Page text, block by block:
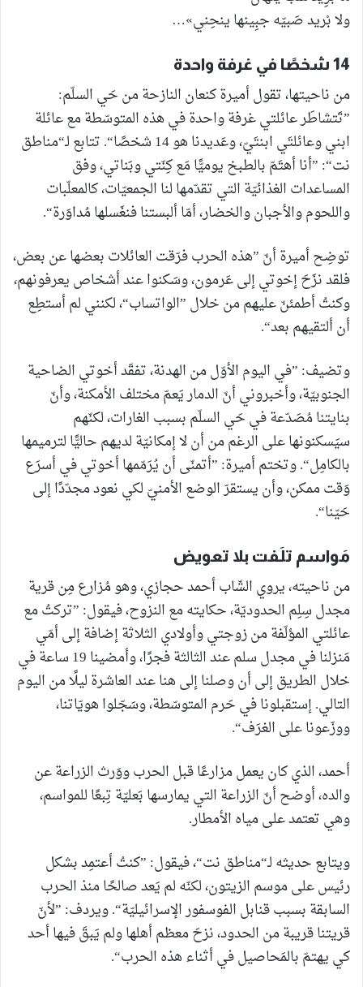
ولا بْريد صَبيّه جبِينها ينحِني»…
14 شخصًا في غرفة واحدة
من ناحيتها، تقول أميرة كنعان النازحة من حَي السلّم:
”تَتشاطَر عائلتي غرفة واحدة في هذه المتوسّطة مع عائلة
ابني وعائلتَي ابنتَيّ، وعَديدنا هو 14 شخصًا“. تتابع لـ“مناطق
نت“: ”أنا أهتَمّ بالطبخ يوميًّا مَع كِنّتي وبَناتي، وفق
المساعدات الغذائيّة التي تقدّمها لنا الجمعيّات، كالمعلّبات
واللحوم والأجبان والخضار، أمّا ألبستنا فنغَسلها مُداوَرة“.
توضِح أميرة أنّ ”هذه الحرب فرّقت العائلات بعضها عن بعض،
فلقد نزَحَ إخوتي إلى عَرمون، وسَكنوا عند أشخاص يعرفونهم،
وكنتُ أطمئنّ عليهم من خلال ”الواتساب“، لكنني لم أستطِع
أن ألتقيهم بعد“.
وتضيف: ”في اليوم الأوّل من الهدنة، تفقّد أخوتي الضاحية
الجنوبيّة، وأخبروني أنّ الدمار يَعمّ مختلف الأمكنة، وأنّ
بنايتنا مُصَدّعة في حَي السلّم بسبب الغارات، لكنّهم
سيَسكنونها على الرغم من أن لا إمكانيّة لديهم حاليًّا لترميمها
بالكامِل“. وتختم أميرة: ”أتمنّى أن يُرَمّمها أخوتي في أسرَع
وَقت ممكن، وأن يستقرّ الوضع الأمنيّ لكي نعود مجدّدًا إلى
حَيّنا“.
مَواسم تلَفت بلا تعويض
من ناحيته، يروي الشّاب أحمد حجازي، وهو مُزارع مِن قرية
مجدل سِلِم الحدوديّة، حكايته مع النزوح، فيقول: ”تركتُ مع
عائلتي المؤلّفة من زوجتي وأولادي الثلاثة إضافة إلى أمّي
مَنزلنا في مجدل سلم عند الثالثة فجرًا، وأمضينا 19 ساعة في
خلال الطريق إلى أن وصلنا إلى هنا عند العاشرة ليلًا من اليوم
التالي. إستقبلونا في حَرم المتوسّطة، وسَجّلوا هويّاتنا،
ووزّعونا على الغرَف“.
أحمد، الذي كان يعمل مزارعًا قبل الحرب ووَرث الزراعة عن
والده، أوضح أنّ الزراعة التي يمارسها بَعليّة تِبعًا للمواسم،
وهي تعتمد على مياه الأمطار.
ويتابع حديثه لـ“مناطق نت“، فيقول: ”كنتُ أعتمِد بشكل
رئيس على موسم الزيتون، لكنّه لم يَعد صالحًا منذ الحرب
السابقة بسبب قنابل الفوسفور الإسرائيليّة“. ويردف: ”لأنّ
قريتنا قريبة من الحدود، نزحَ معظم أهلها ولم يَبقَ فيها أحد
كي يهتمّ بالمَحاصيل في أثناء هذه الحرب“.